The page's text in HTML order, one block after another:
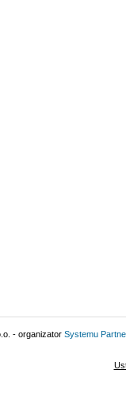
- organizator Systemu